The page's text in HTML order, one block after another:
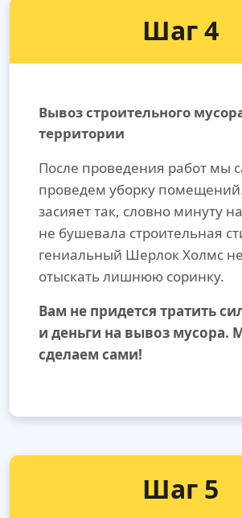
Шаг 4
Вывоз строительного
территории
После проведения работ мы
проведем уборку
засияет так, словно минуту
не бушевала строительная
гениальный Шерлок Холмс
отыскать лишнюю соринку.
Вам не придется тратить
и деньги на вывоз мусора.
сделаем сами!
Шаг 5